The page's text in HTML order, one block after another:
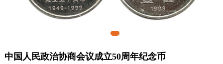
中国人民政治协商会议成立50周年纪念币